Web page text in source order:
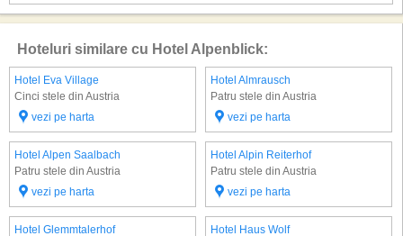
Hoteluri similare cu Hotel Alpenblick:
Hotel Eva Village
Cinci stele din Austria
vezi pe harta
Hotel Almrausch
Patru stele din Austria
vezi pe harta
Hotel Alpen Saalbach
Patru stele din Austria
vezi pe harta
Hotel Alpin Reiterhof
Patru stele din Austria
vezi pe harta
Hotel Glemmtalerhof
Hotel Haus Wolf